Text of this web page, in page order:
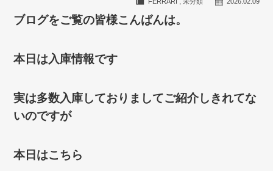
ブログをご覧の皆様こんばんは。
本日は入庫情報です
実は多数入庫しておりましてご紹介しきれてな
いのですが
本日はこちら